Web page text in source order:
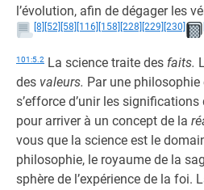
l’évolution, afin de dégager les
[8] [52] [58] [116] [158] [228] [229] [230]
101:5.2 La science traite des faits.
des valeurs. Par une philosophie
s’efforce d’unir les
pour arriver à un concept de la
vous que la science est le
philosophie, le royaume de la
sphère de l’expérience de la foi.